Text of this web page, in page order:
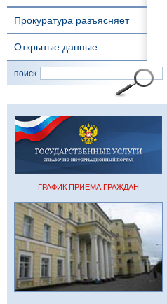
Прокуратура разъясняет
Открытые данные
поиск
ГРАФИК ПРИЕМА ГРАЖДАН